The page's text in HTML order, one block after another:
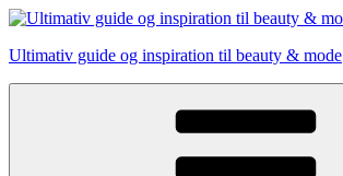
Skip
content
Ultimativ guide og inspiration til beauty & mode